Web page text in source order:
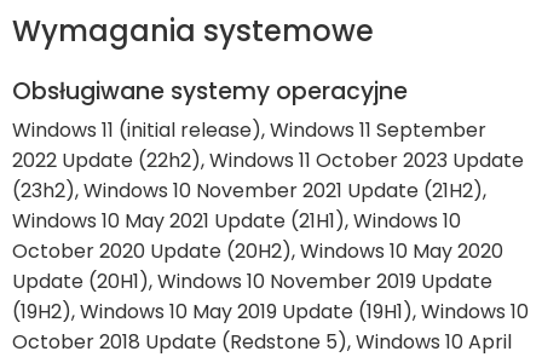
Wymagania systemowe
Obsługiwane systemy operacyjne
Windows 11 (initial release), Windows 11 September
2022 Update (22h2), Windows 11 October 2023 Update
(23h2), Windows 10 November 2021 Update (21H2),
Windows 10 May 2021 Update (21H1), Windows 10
October 2020 Update (20H2), Windows 10 May 2020
Update (20H1), Windows 10 November 2019 Update
(19H2), Windows 10 May 2019 Update (19H1), Windows 10
October 2018 Update (Redstone 5), Windows 10 April